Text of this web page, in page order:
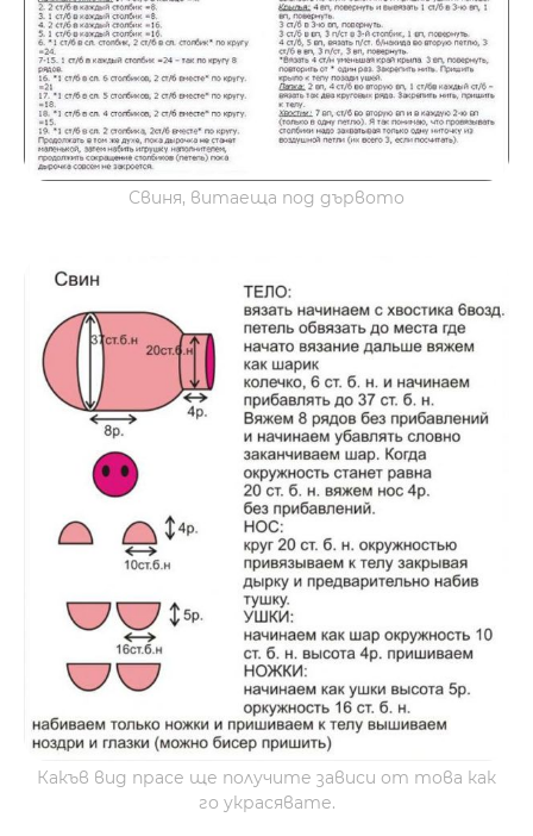
Свиня, витаеща под дървото
Какъв вид прасе ще получите зависи от това как
го украсявате.